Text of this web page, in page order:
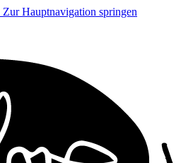
Zur Hauptnavigation springen